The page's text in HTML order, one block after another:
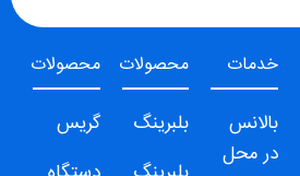
خدمات
بالانس
در محل
محصولات
بلبرینگ
محصولات
گریس